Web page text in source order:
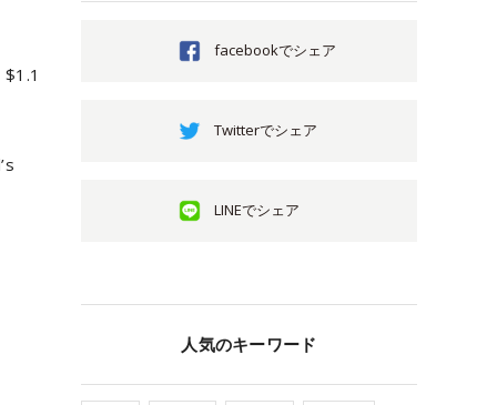
facebookでシェア
Twitterでシェア
LINEでシェア
人気のキーワード